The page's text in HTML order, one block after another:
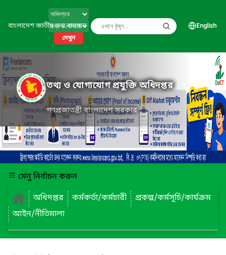
বাংলাদেশ জাতীয় তথ্য বাতায়ন
দেখুন
English
তথ্য ও যোগাযোগ প্রযুক্তি অধিদপ্তর
গণপ্রজাতন্ত্রী বাংলাদেশ সরকার
মেনু নির্বাচন করুন
অধিদপ্তর
কর্মকর্তা/কর্মচারী
প্রকল্প/কর্মসূচি/কার্যক্রম
আইন/নীতিমালা